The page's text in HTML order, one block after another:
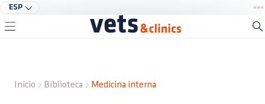
ESP
Inicio Biblioteca Medicina interna